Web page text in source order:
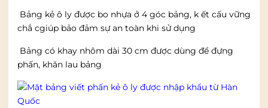
Bảng kẻ ô ly được bo nhựa ở 4 góc bảng, k ết cấu vững
chắ cgiúp bảo đảm sự an toàn khi sử dụng
Bảng có khay nhôm dài 30 cm được dùng để đựng
phấn, khăn lau bảng